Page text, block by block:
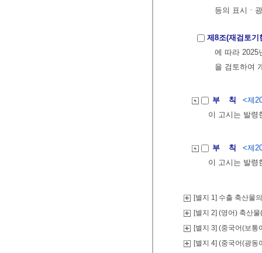
등의 표시ㆍ
제8조(재검토기
에 따라 2025
을 검토하여
부 칙
<제
이 고시는 발령
부 칙
<제
이 고시는 발령
[별지 1] 수출 축산물
[별지 2] (영어) 축산
[별지 3] (중국어(보
[별지 4] (중국어(광